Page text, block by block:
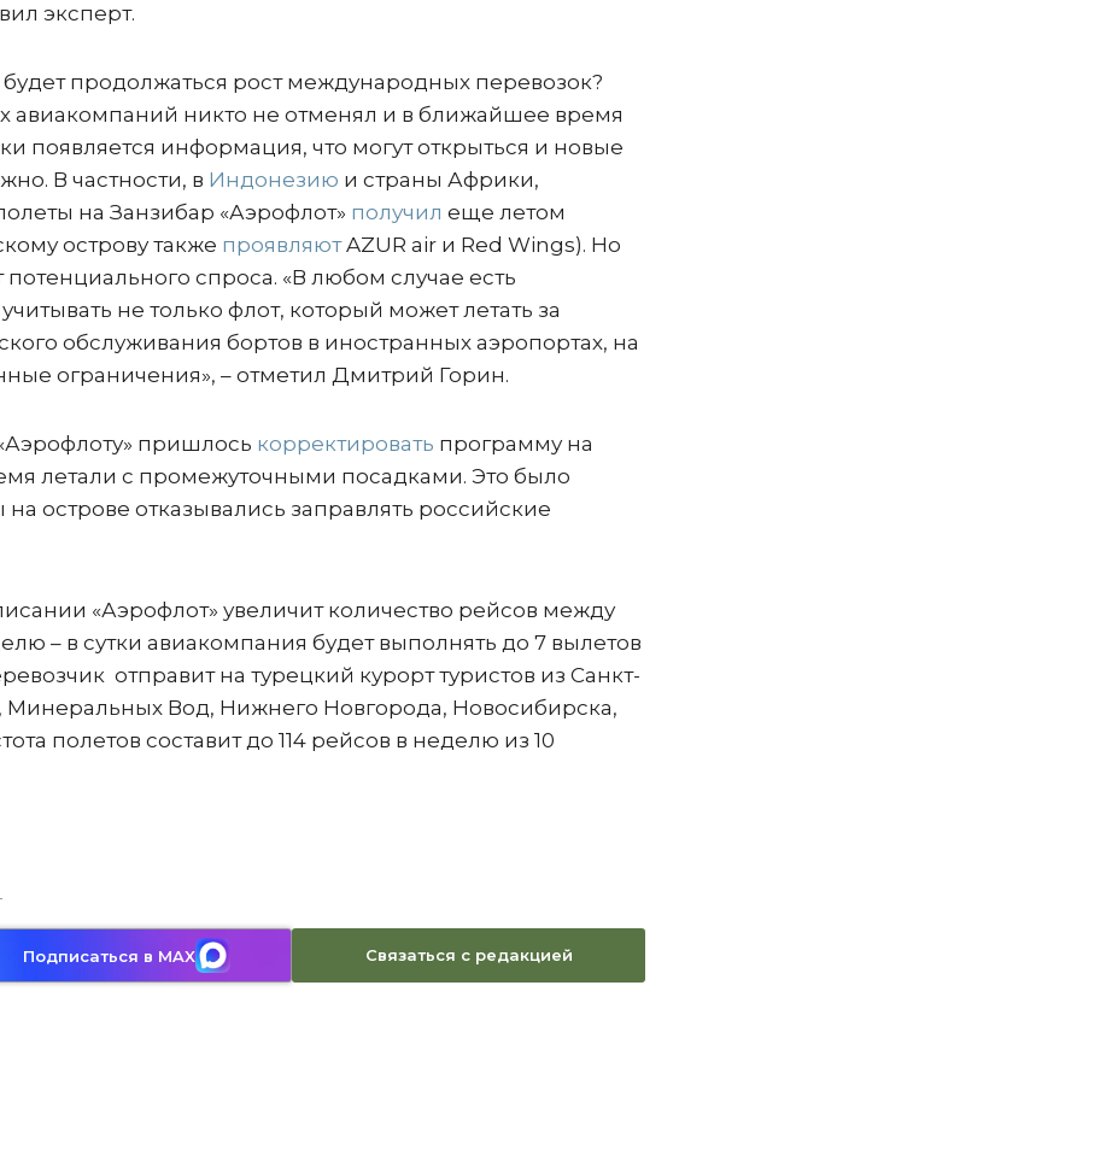
эксперт.
продолжаться рост международных перевозок?
авиакомпаний никто не отменял и в ближайшее время
появляется информация, что могут открыться и новые
В частности, в Индонезию и страны Африки,
на Занзибар «Аэрофлот» получил еще летом
острову также проявляютAZUR air и Red Wings). Но
потенциального спроса. «В любом случае есть
не только флот, который может летать за
обслуживания бортов в иностранных аэропортах, на
ограничения», – отметил Дмитрий Горин.
пришлось корректировать программу на
летали с промежуточными посадками. Это было
острове отказывались заправлять российские
«Аэрофлот» увеличит количество рейсов между
– в сутки авиакомпания будет выполнять до 7 вылетов
отправит на турецкий курорт туристов из Санкт-
Минеральных Вод, Нижнего Новгорода, Новосибирска,
полетов составит до 114 рейсов в неделю из 10
Подписаться в MAX Связаться с редакцией